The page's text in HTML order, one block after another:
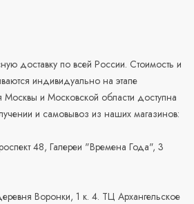
доставку по всей России. Стоимость и
индивидуально на этапе
и Московской области доступна
и самовывоз из наших магазинов:
48, Галереи "Времена Года", 3
Воронки, 1 к. 4. ТЦ Архангельское